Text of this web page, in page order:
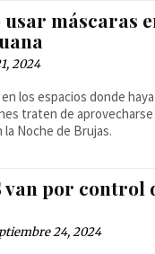
máscaras
2024
los espacios donde
traten de
Noche de Brujas.
van por control
24, 2024